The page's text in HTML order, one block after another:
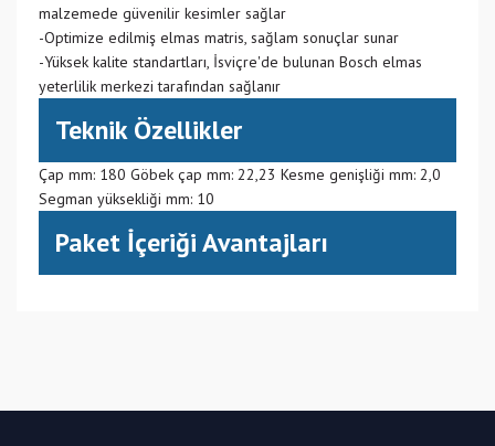
malzemede güvenilir kesimler sağlar
-Optimize edilmiş elmas matris, sağlam sonuçlar sunar
-Yüksek kalite standartları, İsviçre'de bulunan Bosch elmas
yeterlilik merkezi tarafından sağlanır
Teknik Özellikler
Çap mm: 180 Göbek çap mm: 22,23 Kesme genişliği mm: 2,0
Segman yüksekliği mm: 10
Paket İçeriği Avantajları